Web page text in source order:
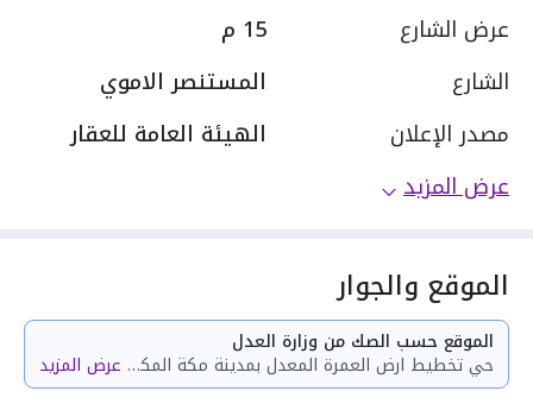
عرض الشارع
15 م
الشارع
المستنصر الاموي
مصدر الإعلان
الهيئة العامة للعقار
عرض المزيد
الموقع والجوار
الموقع حسب الصك من وزارة العدل
حي تخطيط ارض العمرة المعدل بمدينة مكة المكرمة مساحة الوحدة من الأرض 247.3 متر عرض المزيد